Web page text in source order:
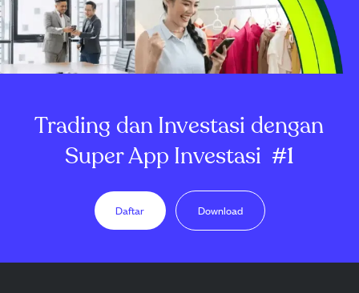
Trading dan Investasi dengan
Super App Investasi #1
Daftar Download